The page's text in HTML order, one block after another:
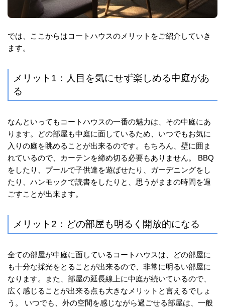
では、ここからはコートハウスのメリットをご紹介していき
ます。
メリット1：人目を気にせず楽しめる中庭があ
る
なんといってもコートハウスの一番の魅力は、その中庭にあ
ります。どの部屋も中庭に面しているため、いつでもお気に
入りの庭を眺めることが出来るのです。もちろん、壁に囲ま
れているので、カーテンを締め切る必要もありません。 BBQ
をしたり、プールで子供達を遊ばせたり、ガーデニングをし
たり、ハンモックで読書をしたりと、思うがままの時間を過
ごすことが出来ます。
メリット2：どの部屋も明るく開放的になる
全ての部屋が中庭に面しているコートハウスは、どの部屋に
も十分な採光をとることが出来るので、非常に明るい部屋に
なります。また、部屋の延長線上に中庭が続いているので、
広く感じることが出来る点も大きなメリットと言えるでしょ
う。 いつでも、外の空間を感じながら過ごせる部屋は、一般